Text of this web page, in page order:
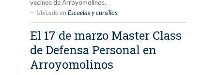
vecinos de Arroyomolinos.
Ubicado en Escuelas y cursillos
El 17 de marzo Master Class
de Defensa Personal en
Arroyomolinos